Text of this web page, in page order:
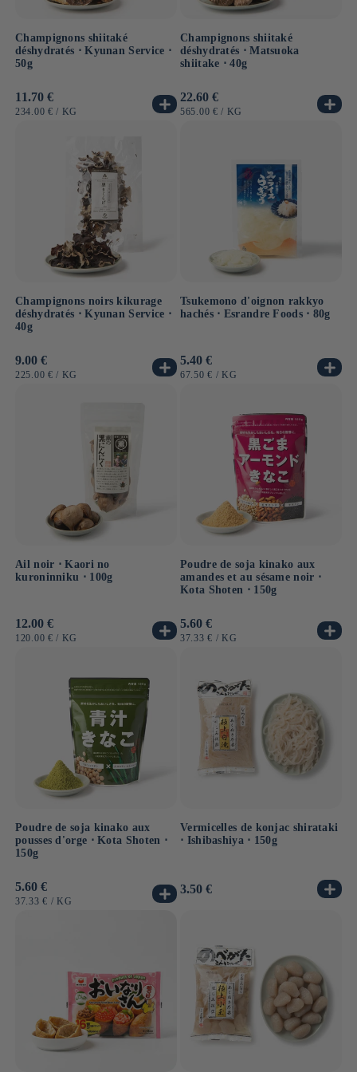
Champignons shiitaké
déshydratés ⋅ Kyunan Service ⋅
50g
Prix
habituel
11.70 €
PRIX
234.00 € / PAR
KG
Champignons shiitaké
déshydratés ⋅ Matsuoka
shiitake ⋅ 40g
Prix
habituel
22.60 €
PRIX
565.00 € / PAR
KG
Champignons noirs kikurage
déshydratés ⋅ Kyunan Service ⋅
40g
Prix
habituel
9.00 €
PRIX
225.00 € / PAR
KG
Tsukemono d'oignon rakkyo
hachés ⋅ Esrandre Foods ⋅ 80g
Prix
habituel
5.40 €
PRIX
67.50 € / PAR
KG
Ail noir ⋅ Kaori no
kuroninniku ⋅ 100g
Prix
habituel
12.00 €
PRIX
120.00 € / PAR
KG
Poudre de soja kinako aux
amandes et au sésame noir ⋅
Kota Shoten ⋅ 150g
Prix
habituel
5.60 €
PRIX
37.33 € / PAR
KG
Poudre de soja kinako aux
pousses d'orge ⋅ Kota Shoten ⋅
150g
Prix
habituel
5.60 €
PRIX
37.33 € / PAR
KG
Vermicelles de konjac shirataki
⋅ Ishibashiya ⋅ 150g
Prix
3.50 €